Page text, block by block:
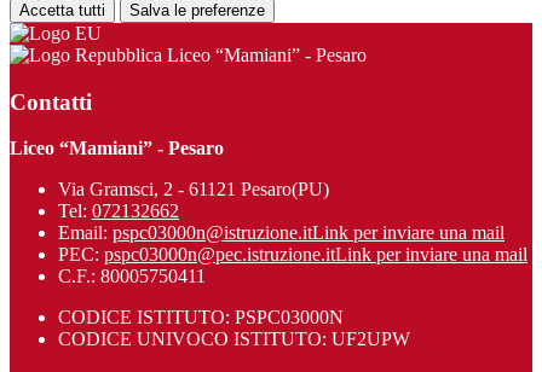
Accetta tutti Salva le preferenze
Liceo “Mamiani” - Pesaro
Contatti
Liceo “Mamiani” - Pesaro
Via Gramsci, 2 - 61121 Pesaro(PU)
Tel: 072132662
Email: pspc03000n@istruzione.itLink per inviare una mail
PEC: pspc03000n@pec.istruzione.itLink per inviare una mail
C.F.: 80005750411
CODICE ISTITUTO: PSPC03000N
CODICE UNIVOCO ISTITUTO: UF2UPW